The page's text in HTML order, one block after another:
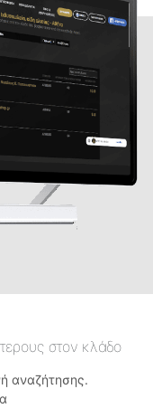
στον κλάδο
αναζήτησης.